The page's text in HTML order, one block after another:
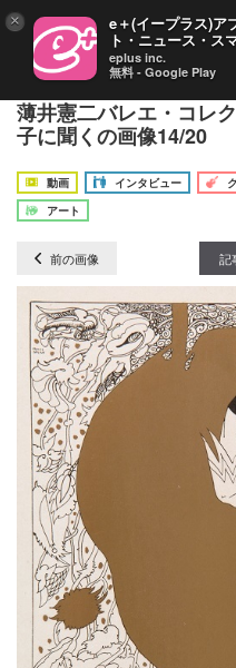
「バレエ・リュスと美
薄井憲二バレエ・コレ
子に聞くの画像14/20
動画
インタビュー
アート
前の画像 記
× e＋(イープラス)ア
ト・ニュース・ス
eplus inc.
無料 - Google Play